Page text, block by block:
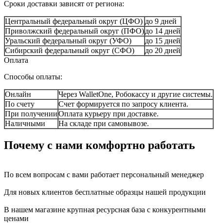
Сроки доставки зависят от региона:
Центральный федеральный округ (ЦФО) до 9 дней
Приволжский федеральный округ (ПФО)до 14 дней
Уральский федеральный округ (УФО)
до 15 дней
Сибирский федеральный округ (СФО)
до 20 дней
Оплата
Способы оплаты:
Онлайн
Через WalletOne, Робокассу и другие системы.
По счету
Счет формируется по запросу клиента.
При полученииОплата курьеру при доставке.
Наличными
На складе при самовывозе.
Почему с нами комфортно работать
По всем вопросам с вами работает персональный менеджер
Для новых клиентов бесплатные образцы нашей продукции
В нашем магазине крупная ресурсная база с конкурентными
ценами